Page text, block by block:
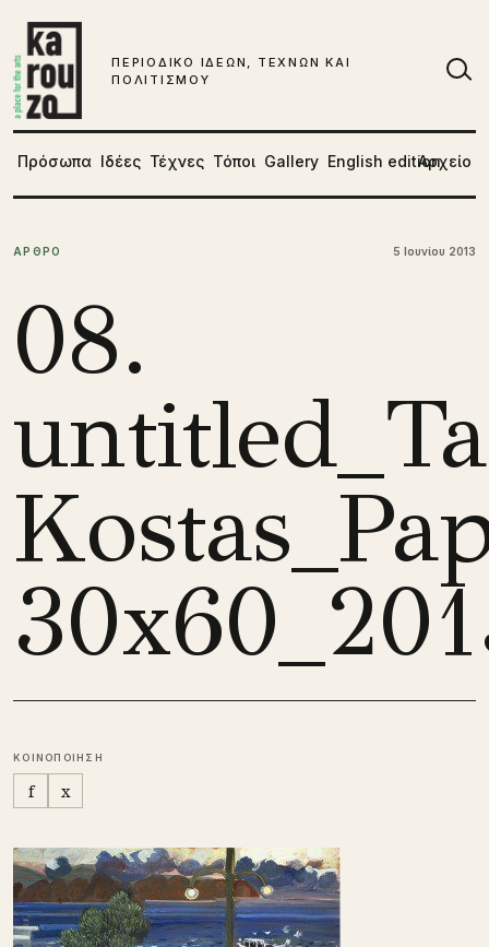
ΠΕΡΙΟΔΙΚΟ ΙΔΕΩΝ, ΤΕΧΝΩΝ ΚΑΙ
ΠΟΛΙΤΙΣΜΟΥ
Πρόσωπα Ιδέες Τέχνες Τόποι Gallery English editionΑρχείο
ΑΡΘΡΟ 5 Ιουνίου 2013
08.
ΚΟΙΝΟΠΟΙΗΣΗ
f x